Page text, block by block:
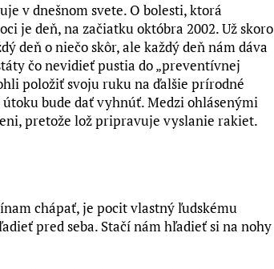
v dnešnom svete. O bolesti, ktorá
je deň, na začiatku októbra 2002. Už skoro
deň o niečo skôr, ale každý deň nám dáva
čo nevidieť pustia do „preventívnej
položiť svoju ruku na ďalšie prírodné
bude dať vyhnúť. Medzi ohlásenými
pretože lož pripravuje vyslanie rakiet.
chápať, je pocit vlastný ľudskému
pred seba. Stačí nám hľadieť si na nohy